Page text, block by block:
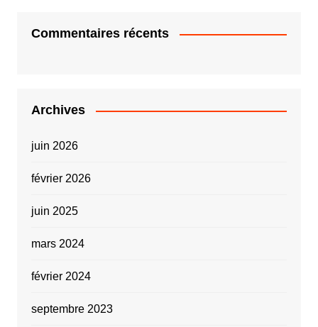
Commentaires récents
Archives
juin 2026
février 2026
juin 2025
mars 2024
février 2024
septembre 2023